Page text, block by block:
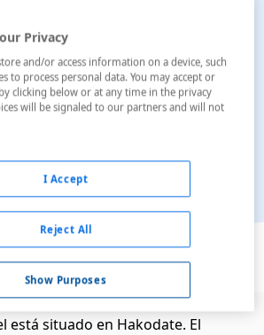
Ver en el mapa
está situado en Hakodate. El
Privacy
and/or access information on a device, such
to process personal data. You may accept or
clicking below or at any time in the privacy
will be signaled to our partners and will not
Show Purposes
Reject All
I Accept